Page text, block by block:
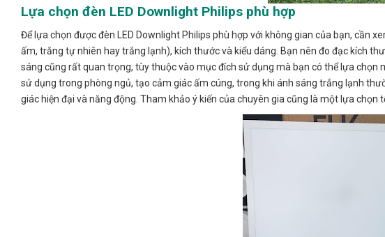
Lựa chọn đèn LED Downlight Philips phù hợp
Để lựa chọn được đèn LED Downlight Philips phù hợp với không gian của bạn, cần
ấm, trắng tự nhiên hay trắng lạnh), kích thước và kiểu dáng. Bạn nên đo đạc kích
sáng cũng rất quan trọng, tùy thuộc vào mục đích sử dụng mà bạn có thể lựa
sử dụng trong phòng ngủ, tạo cảm giác ấm cúng, trong khi ánh sáng trắng lạnh
giác hiện đại và năng động. Tham khảo ý kiến của chuyên gia cũng là một lựa